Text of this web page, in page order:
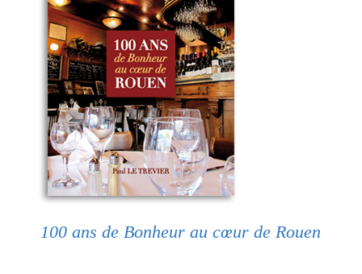
100 ans de Bonheur au cœur de Rouen